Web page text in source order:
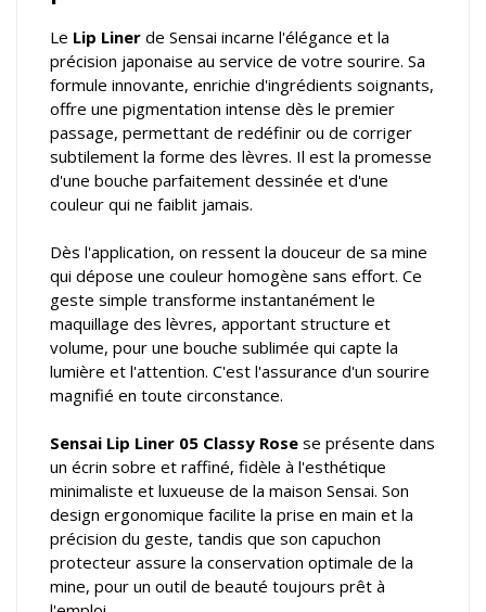
Le Lip Liner de Sensai incarne l'élégance et la
précision japonaise au service de votre sourire. Sa
formule innovante, enrichie d'ingrédients soignants,
offre une pigmentation intense dès le premier
passage, permettant de redéfinir ou de corriger
subtilement la forme des lèvres. Il est la promesse
d'une bouche parfaitement dessinée et d'une
couleur qui ne faiblit jamais.
Dès l'application, on ressent la douceur de sa mine
qui dépose une couleur homogène sans effort. Ce
geste simple transforme instantanément le
maquillage des lèvres, apportant structure et
volume, pour une bouche sublimée qui capte la
lumière et l'attention. C'est l'assurance d'un sourire
magnifié en toute circonstance.
Sensai Lip Liner 05 Classy Rose se présente dans
un écrin sobre et raffiné, fidèle à l'esthétique
minimaliste et luxueuse de la maison Sensai. Son
design ergonomique facilite la prise en main et la
précision du geste, tandis que son capuchon
protecteur assure la conservation optimale de la
mine, pour un outil de beauté toujours prêt à